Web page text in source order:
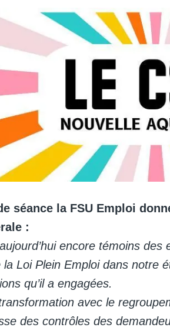
séance la FSU Emploi
:
encore témoins des
Loi Plein Emploi dans notre
qu’il a engagées.
avec le
des contrôles des